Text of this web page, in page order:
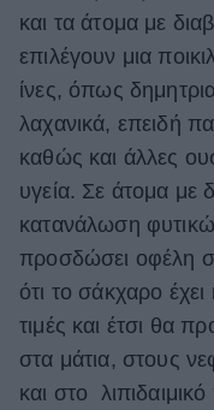
και τα άτομα με
επιλέγουν μια
ίνες, όπως
λαχανικά, επειδή
καθώς και άλλες
υγεία. Σε άτομα με
κατανάλωση
προσδώσει οφέλη
ότι το σάκχαρο
τιμές και έτσι θα
στα μάτια, στους
και στο